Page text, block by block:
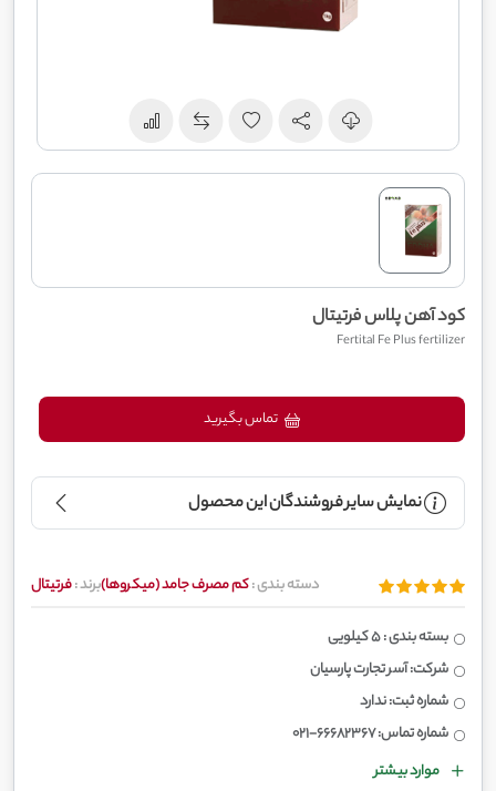
کود آهن پلاس فرتیتال
Fertital Fe Plus fertilizer
نمایش سایر فروشندگان این محصول
دسته بندی :کم مصرف جامد (میکروها)برند :فرتیتال
بسته بندی : 5 کیلویی
شرکت: آسر تجارت پارسیان
شماره ثبت: ندارد
شماره تماس: 66682367-021
موارد بیشتر